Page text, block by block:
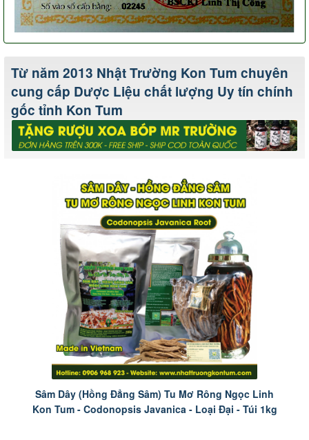
Từ năm 2013 Nhật Trường Kon Tum chuyên
cung cấp Dược Liệu chất lượng Uy tín chính
gốc tỉnh Kon Tum
Sâm Dây (Hồng Đẳng Sâm) Tu Mơ Rông Ngọc Linh
Kon Tum - Codonopsis Javanica - Loại Đại - Túi 1kg